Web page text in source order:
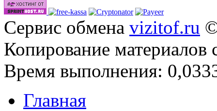
Сервис обмена vizitof.ru
Копирование материалов
Время выполнения:
Главная